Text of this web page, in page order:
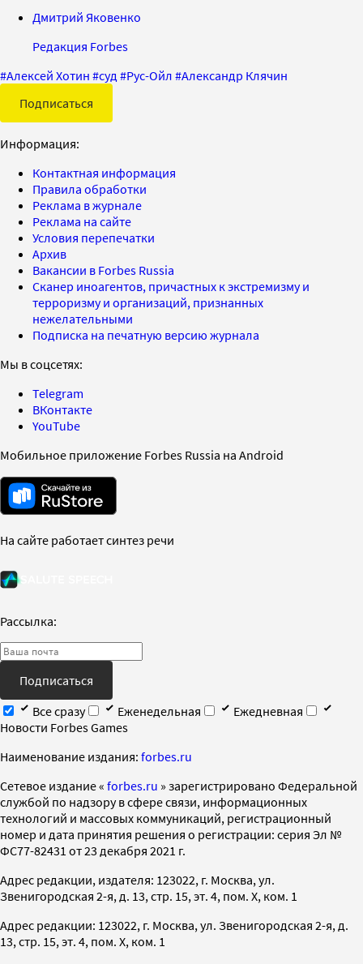
Дмитрий Яковенко
Редакция Forbes
#Алексей Хотин #суд #Рус-Ойл #Александр Клячин
Подписаться
Информация:
Контактная информация
Правила обработки
Реклама в журнале
Реклама на сайте
Условия перепечатки
Архив
Вакансии в Forbes Russia
Сканер иноагентов, причастных к экстремизму и
терроризму и организаций, признанных
нежелательными
Подписка на печатную версию журнала
Мы в соцсетях:
Telegram
ВКонтакте
YouTube
Мобильное приложение Forbes Russia на Android
На сайте работает синтез речи
Рассылка:
Подписаться
Все сразу
Еженедельная
Ежедневная
Новости Forbes Games
Наименование издания: forbes.ru
Cетевое издание « forbes.ru » зарегистрировано Федеральной
службой по надзору в сфере связи, информационных
технологий и массовых коммуникаций, регистрационный
номер и дата принятия решения о регистрации: серия Эл №
ФС77-82431 от 23 декабря 2021 г.
Адрес редакции, издателя: 123022, г. Москва, ул.
Звенигородская 2-я, д. 13, стр. 15, эт. 4, пом. X, ком. 1
Адрес редакции: 123022, г. Москва, ул. Звенигородская 2-я, д.
13, стр. 15, эт. 4, пом. X, ком. 1